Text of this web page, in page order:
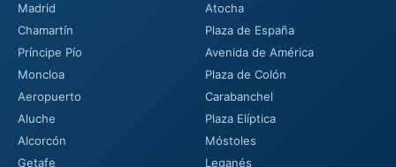
Madrid
Atocha
Chamartín
Plaza de España
Príncipe Pío
Avenida de América
Moncloa
Plaza de Colón
Aeropuerto
Carabanchel
Aluche
Plaza Elíptica
Alcorcón
Móstoles
Getafe
Leganés